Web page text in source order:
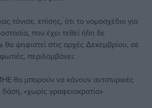
τόνισε, επίσης, ότι το νομοσχέδιο για
που έχει τεθεί ήδη δε
θα ψηφιστεί στις αρχές Δεκεμβρίου, σε
περιλαμβάνει:
θα μπορούν να κάνουν αντιπυρικές
«χωρίς γραφειοκρατία»